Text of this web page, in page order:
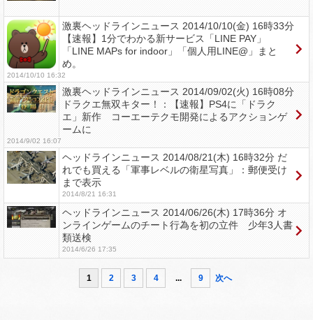
激裏ヘッドラインニュース 2014/10/10(金) 16時33分
【速報】1分でわかる新サービス「LINE PAY」
「LINE MAPs for indoor」「個人用LINE@」まと
め。
2014/10/10 16:32
激裏ヘッドラインニュース 2014/09/02(火) 16時08分
ドラクエ無双キター！：【速報】PS4に「ドラク
エ」新作 コーエーテクモ開発によるアクションゲ
ームに
2014/9/02 16:07
ヘッドラインニュース 2014/08/21(木) 16時32分 だ
れでも買える「軍事レベルの衛星写真」：郵便受け
まで表示
2014/8/21 16:31
ヘッドラインニュース 2014/06/26(木) 17時36分 オ
ンラインゲームのチート行為を初の立件 少年3人書
類送検
2014/6/26 17:35
1 2 3 4 ... 9 次へ